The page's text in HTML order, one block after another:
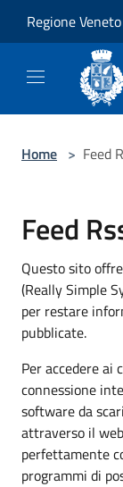
Regione Veneto
Home > Feed
Feed
Questo sito
(Really Simple
per restare
pubblicate.
Per accedere ai
connessione
software da
attraverso il
perfettamente
programmi di